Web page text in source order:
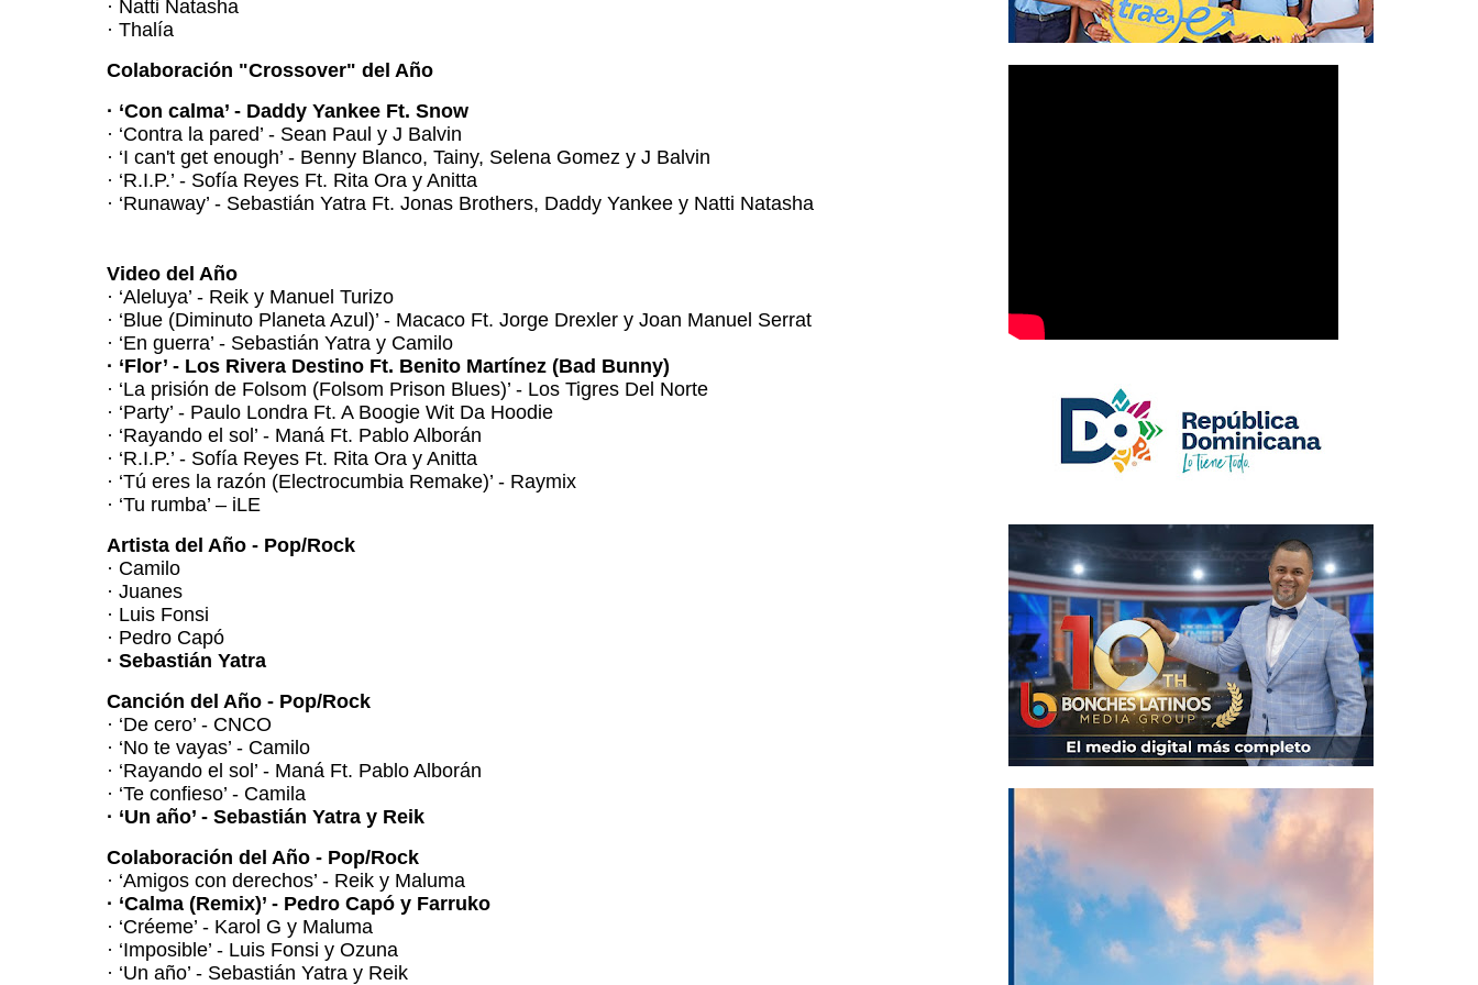
· Natti Natasha
· Thalía
Colaboración "Crossover" del Año
· ‘Con calma’ - Daddy Yankee Ft. Snow
· ‘Contra la pared’ - Sean Paul y J Balvin
· ‘I can't get enough’ - Benny Blanco, Tainy, Selena Gomez y J Balvin
· ‘R.I.P.’ - Sofía Reyes Ft. Rita Ora y Anitta
· ‘Runaway’ - Sebastián Yatra Ft. Jonas Brothers, Daddy Yankee y Natti Natasha
Video del Año
· ‘Aleluya’ - Reik y Manuel Turizo
· ‘Blue (Diminuto Planeta Azul)’ - Macaco Ft. Jorge Drexler y Joan Manuel Serrat
· ‘En guerra’ - Sebastián Yatra y Camilo
· ‘Flor’ - Los Rivera Destino Ft. Benito Martínez (Bad Bunny)
· ‘La prisión de Folsom (Folsom Prison Blues)’ - Los Tigres Del Norte
· ‘Party’ - Paulo Londra Ft. A Boogie Wit Da Hoodie
· ‘Rayando el sol’ - Maná Ft. Pablo Alborán
· ‘R.I.P.’ - Sofía Reyes Ft. Rita Ora y Anitta
· ‘Tú eres la razón (Electrocumbia Remake)’ - Raymix
· ‘Tu rumba’ – iLE
Artista del Año - Pop/Rock
· Camilo
· Juanes
· Luis Fonsi
· Pedro Capó
· Sebastián Yatra
Canción del Año - Pop/Rock
· ‘De cero’ - CNCO
· ‘No te vayas’ - Camilo
· ‘Rayando el sol’ - Maná Ft. Pablo Alborán
· ‘Te confieso’ - Camila
· ‘Un año’ - Sebastián Yatra y Reik
Colaboración del Año - Pop/Rock
· ‘Amigos con derechos’ - Reik y Maluma
· ‘Calma (Remix)’ - Pedro Capó y Farruko
· ‘Créeme’ - Karol G y Maluma
· ‘Imposible’ - Luis Fonsi y Ozuna
· ‘Un año’ - Sebastián Yatra y Reik